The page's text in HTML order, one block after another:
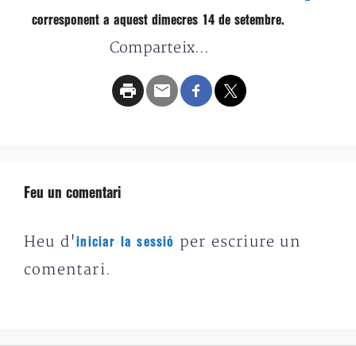
corresponent a aquest dimecres 14 de setembre.
Comparteix...
Feu un comentari
Heu d'iniciar la sessió
per escriure un
comentari.